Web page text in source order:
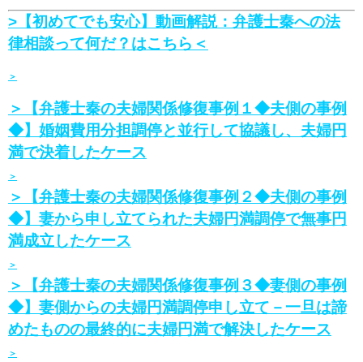
> 【初めてでも安心】動画解説：弁護士秦への法
律相談って何だ？はこちら＜
＞
＞【弁護士秦の夫婦関係修復事例１◆夫側の事例
◆】婚姻費用分担調停と並行して協議し、夫婦円
満で決着したケース
＞
＞【弁護士秦の夫婦関係修復事例２◆夫側の事例
◆】妻から申し立てられた夫婦円満調停で無事円
満成立したケース
＞
＞【弁護士秦の夫婦関係修復事例３◆妻側の事例
◆】妻側からの夫婦円満調停申し立て－一旦は諦
めたものの最終的に夫婦円満で解決したケース
＞